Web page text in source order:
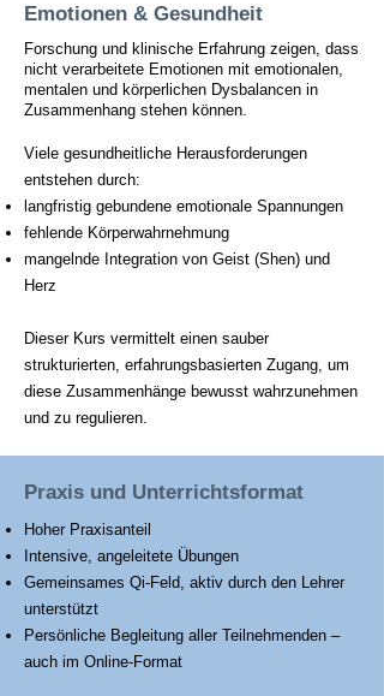
Emotionen & Gesundheit
Forschung und klinische Erfahrung zeigen, dass
nicht verarbeitete Emotionen mit emotionalen,
mentalen und körperlichen Dysbalancen in
Zusammenhang stehen können.
Viele gesundheitliche Herausforderungen
entstehen durch:
langfristig gebundene emotionale Spannungen
fehlende Körperwahrnehmung
mangelnde Integration von Geist (Shen) und
Herz
Dieser Kurs vermittelt einen sauber
strukturierten, erfahrungsbasierten Zugang, um
diese Zusammenhänge bewusst wahrzunehmen
und zu regulieren.
Praxis und Unterrichtsformat
Hoher Praxisanteil
Intensive, angeleitete Übungen
Gemeinsames Qi-Feld, aktiv durch den Lehrer
unterstützt
Persönliche Begleitung aller Teilnehmenden –
auch im Online-Format